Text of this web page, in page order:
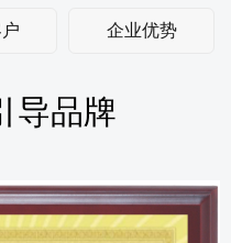
企业优势
导品牌